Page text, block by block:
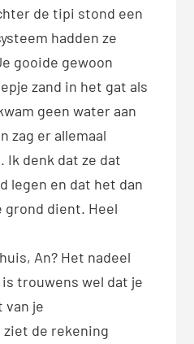
de tipi stond een
hadden ze
gooide gewoon
zand in het gat als
geen water aan
zag er allemaal
denk dat ze dat
legen en dat het dan
grond dient. Heel
An? Het nadeel
trouwens wel dat je
van je
de rekening